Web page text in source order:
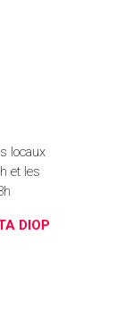
locaux
et les
DIOP